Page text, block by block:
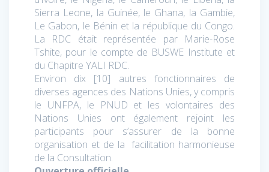
Sierra Leone, la Guinée, le Ghana, la Gambie,
Le Gabon, le Bénin et la république du Congo.
La RDC était représentée par Marie-Rose
Tshite, pour le compte de BUSWE Institute et
du Chapitre YALI RDC.
Environ dix [10] autres fonctionnaires de
diverses agences des Nations Unies, y compris
le UNFPA, le PNUD et les volontaires des
Nations Unies ont également rejoint les
participants pour s’assurer de la bonne
organisation et de la facilitation harmonieuse
de la Consultation.